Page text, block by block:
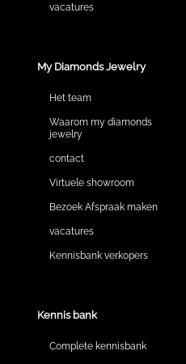
vacatures
My Diamonds Jewelry
Het team
Waarom my diamonds
jewelry
contact
Virtuele showroom
Bezoek Afspraak maken
vacatures
Kennisbank verkopers
Kennis bank
Complete kennisbank